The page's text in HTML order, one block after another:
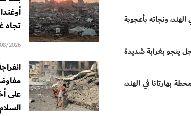
ونجاته بأعجوبة
ينجو بغرابة شديدة
بهارتانا في الهند،
تجاه
2026
على